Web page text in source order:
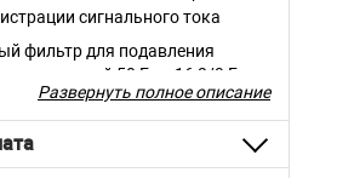
сигнального тока
фильтр для подавления
частотой 50 Гц и 16 2/3 Гц.
Развернуть полное описание